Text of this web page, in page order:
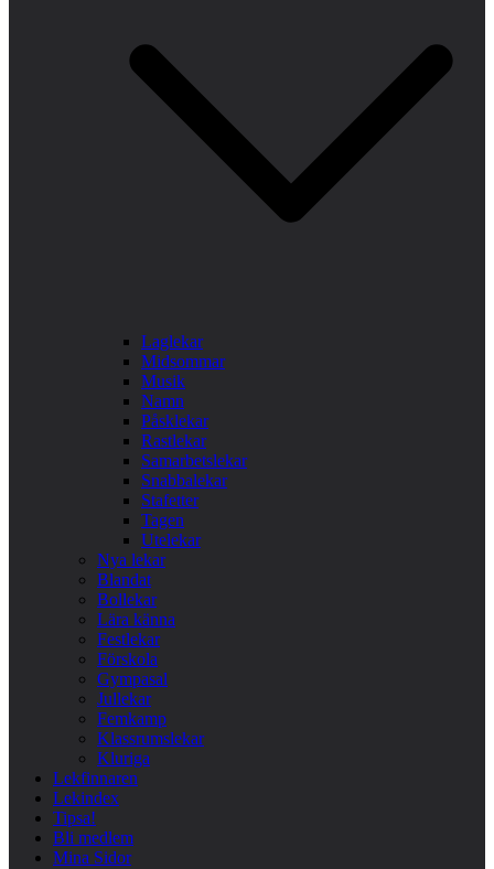
Laglekar
Midsommar
Musik
Namn
Påsklekar
Rastlekar
Samarbetslekar
Snabbalekar
Stafetter
Tagen
Utelekar
Nya lekar
Blandat
Bollekar
Lära känna
Festlekar
Förskola
Gympasal
Jullekar
Femkamp
Klassrumslekar
Kluriga
Lekfinnaren
Lekindex
Tipsa!
Bli medlem
Mina Sidor